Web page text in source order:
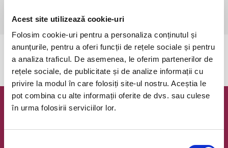
Acest site utilizează cookie-uri
Folosim cookie-uri pentru a personaliza conținutul și
anunțurile, pentru a oferi funcții de rețele sociale și pentru
a analiza traficul. De asemenea, le oferim partenerilor de
rețele sociale, de publicitate și de analize informații cu
privire la modul în care folosiți site-ul nostru. Aceștia le
pot combina cu alte informații oferite de dvs. sau culese
în urma folosirii serviciilor lor.
Informații suplimentare, la nr. de telefon 0773 825 249.
Evenimentul a expirat.
Newsletter @ Bilete.ro